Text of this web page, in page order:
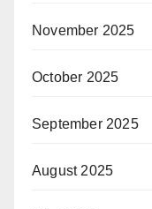
November 2025
October 2025
September 2025
August 2025